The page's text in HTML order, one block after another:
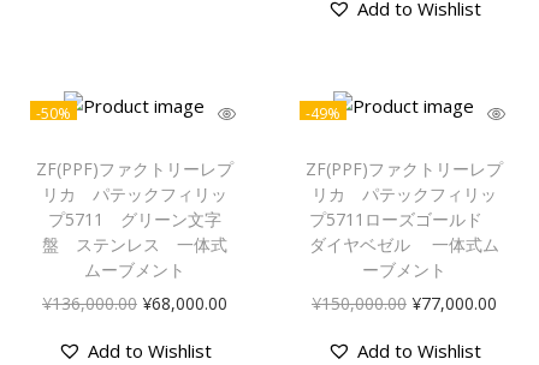
Add to Wishlist
-50%
ZF(PPF)ファクトリーレプ
リカ パテックフィリッ
プ5711 グリーン文字
盤 ステンレス 一体式
ムーブメント
¥136,000.00 ¥68,000.00
Add to Wishlist
-49%
ZF(PPF)ファクトリーレプ
リカ パテックフィリッ
プ5711ローズゴールド
ダイヤベゼル 一体式ム
ーブメント
¥150,000.00 ¥77,000.00
Add to Wishlist